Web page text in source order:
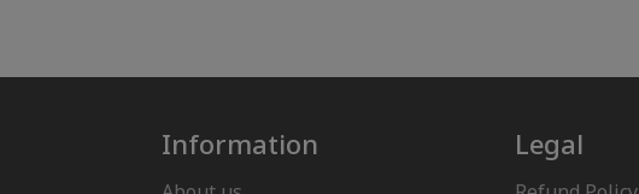
Information Legal